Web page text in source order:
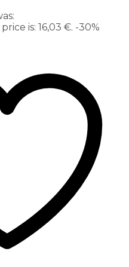
is: 16,03 €. -30%